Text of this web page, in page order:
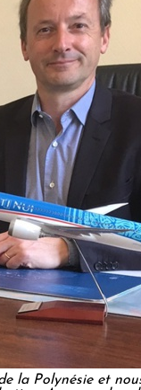
la Polynésie et